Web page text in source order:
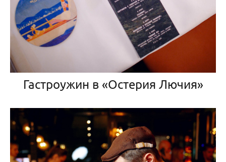
Гастроужин в «Остерия Лючия»